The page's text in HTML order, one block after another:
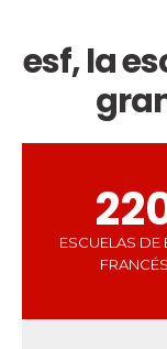
esf, la
ESCUELAS DE
FRANCÉS